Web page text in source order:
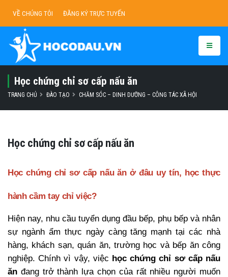
VỀ CHÚNG TÔI ĐĂNG KÝ TRỰC TUYẾN
Học chứng chỉ sơ cấp nấu ăn
TRANG CHỦ ĐÀO TẠO CHĂM SÓC – DINH DƯỠNG – CÔNG TÁC XÃ HỘI
Học chứng chỉ sơ cấp nấu ăn
Học chứng chỉ sơ cấp nấu ăn ở đâu uy tín, học thực
hành cầm tay chỉ việc?
Hiện nay, nhu cầu tuyển dụng đầu bếp, phụ bếp và nhân
sự ngành ẩm thực ngày càng tăng mạnh tại các nhà
hàng, khách sạn, quán ăn, trường học và bếp ăn công
nghiệp. Chính vì vậy, việc học chứng chỉ sơ cấp nấu
ăn đang trở thành lựa chọn của rất nhiều người muốn